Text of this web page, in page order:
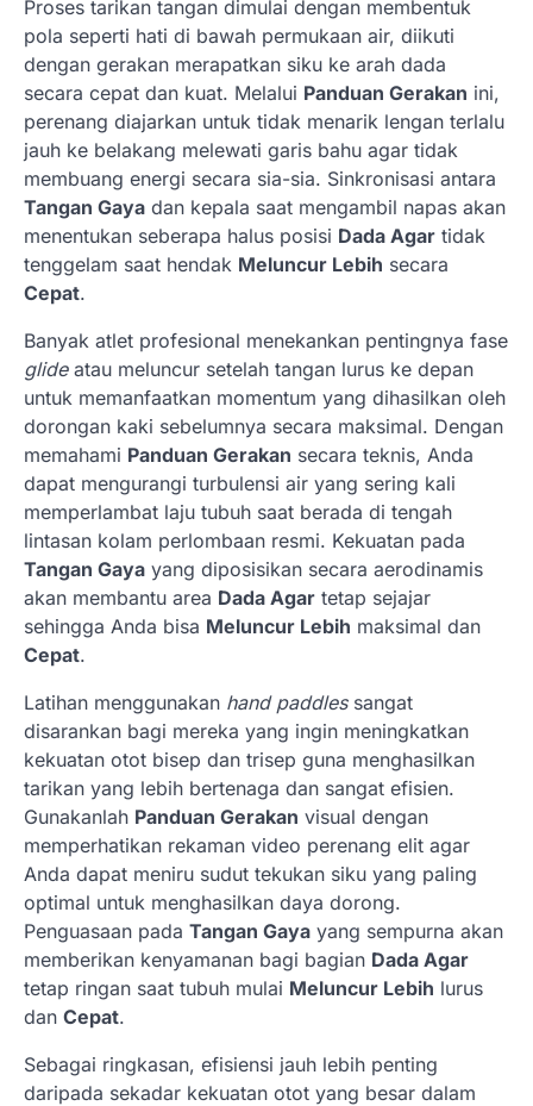
Proses tarikan tangan dimulai dengan membentuk
pola seperti hati di bawah permukaan air, diikuti
dengan gerakan merapatkan siku ke arah dada
secara cepat dan kuat. Melalui Panduan Gerakan ini,
perenang diajarkan untuk tidak menarik lengan terlalu
jauh ke belakang melewati garis bahu agar tidak
membuang energi secara sia-sia. Sinkronisasi antara
Tangan Gaya dan kepala saat mengambil napas akan
menentukan seberapa halus posisi Dada Agar tidak
tenggelam saat hendak Meluncur Lebih secara
Cepat.
Banyak atlet profesional menekankan pentingnya fase
glideatau meluncur setelah tangan lurus ke depan
untuk memanfaatkan momentum yang dihasilkan oleh
dorongan kaki sebelumnya secara maksimal. Dengan
memahami Panduan Gerakan secara teknis, Anda
dapat mengurangi turbulensi air yang sering kali
memperlambat laju tubuh saat berada di tengah
lintasan kolam perlombaan resmi. Kekuatan pada
Tangan Gaya yang diposisikan secara aerodinamis
akan membantu area Dada Agar tetap sejajar
sehingga Anda bisa Meluncur Lebih maksimal dan
Cepat.
Latihan menggunakan hand paddlessangat
disarankan bagi mereka yang ingin meningkatkan
kekuatan otot bisep dan trisep guna menghasilkan
tarikan yang lebih bertenaga dan sangat efisien.
Gunakanlah Panduan Gerakan visual dengan
memperhatikan rekaman video perenang elit agar
Anda dapat meniru sudut tekukan siku yang paling
optimal untuk menghasilkan daya dorong.
Penguasaan pada Tangan Gaya yang sempurna akan
memberikan kenyamanan bagi bagian Dada Agar
tetap ringan saat tubuh mulai Meluncur Lebih lurus
dan Cepat.
Sebagai ringkasan, efisiensi jauh lebih penting
daripada sekadar kekuatan otot yang besar dalam